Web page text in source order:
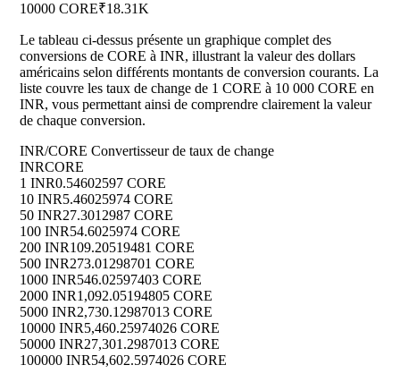
10000 CORE₹18.31K
Le tableau ci-dessus présente un graphique complet des
conversions de CORE à INR, illustrant la valeur des dollars
américains selon différents montants de conversion courants. La
liste couvre les taux de change de 1 CORE à 10 000 CORE en
INR, vous permettant ainsi de comprendre clairement la valeur
de chaque conversion.
INR/CORE Convertisseur de taux de change
INRCORE
1 INR0.54602597 CORE
10 INR5.46025974 CORE
50 INR27.3012987 CORE
100 INR54.6025974 CORE
200 INR109.20519481 CORE
500 INR273.01298701 CORE
1000 INR546.02597403 CORE
2000 INR1,092.05194805 CORE
5000 INR2,730.12987013 CORE
10000 INR5,460.25974026 CORE
50000 INR27,301.2987013 CORE
100000 INR54,602.5974026 CORE